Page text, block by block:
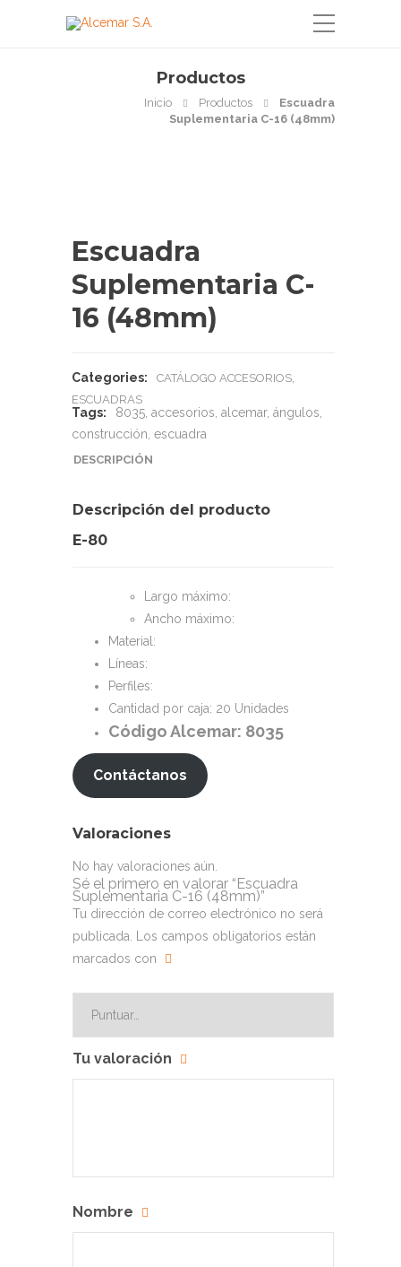
Productos
Inicio Productos
Escuadra
Suplementaria C-16 (48mm)
Escuadra
Suplementaria C-
16 (48mm)
Categories: CATÁLOGO ACCESORIOS
ESCUADRAS
Tags: 8035 accesorios alcemar, ángulos
construcción escuadra
DESCRIPCIÓN
Descripción del producto
E-80
Largo máximo:
Ancho máximo:
Material:
Líneas:
Perfiles:
Cantidad por caja: 20 Unidades
Código Alcemar: 8035
Contáctanos
Valoraciones
No hay valoraciones aún.
Sé el primero en valorar “Escuadra
Suplementaria C-16 (48mm)”
Tu dirección de correo electrónico no será
publicada.
Los campos obligatorios están
marcados con
Tu valoración
Nombre